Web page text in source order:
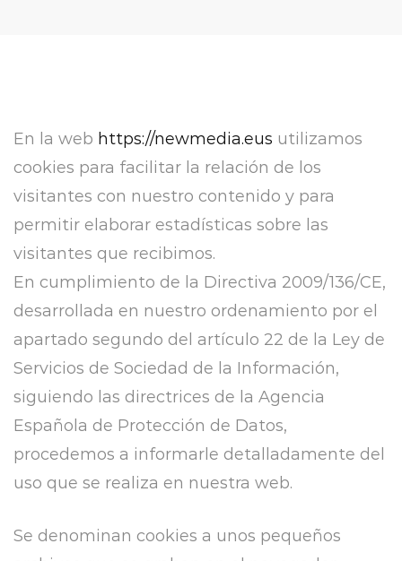
En la web https://newmedia.eus utilizamos
cookies para facilitar la relación de los
visitantes con nuestro contenido y para
permitir elaborar estadísticas sobre las
visitantes que recibimos.
En cumplimiento de la Directiva 2009/136/CE,
desarrollada en nuestro ordenamiento por el
apartado segundo del artículo 22 de la Ley de
Servicios de Sociedad de la Información,
siguiendo las directrices de la Agencia
Española de Protección de Datos,
procedemos a informarle detalladamente del
uso que se realiza en nuestra web.
Se denominan cookies a unos pequeños